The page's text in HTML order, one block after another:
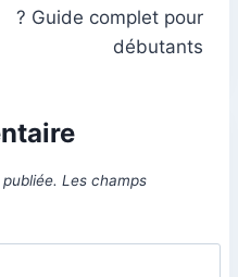
? Guide complet pour
débutants
Les champs